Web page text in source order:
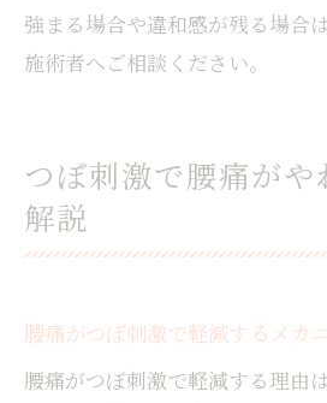
強まる場合や違和感が残る場合
施術者へご相談ください。
つぼ刺激で腰痛がや
解説
腰痛がつぼ刺激で軽減するメカ
腰痛がつぼ刺激で軽減する理由